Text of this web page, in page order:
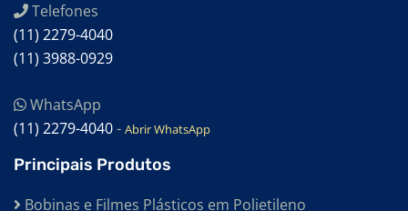
Telefones
(11) 2279-4040
(11) 3988-0929
WhatsApp
(11) 2279-4040- Abrir WhatsApp
Principais Produtos
Bobinas e Filmes Plásticos em Polietileno